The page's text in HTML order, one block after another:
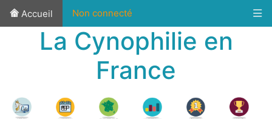
Accueil Non connecté
La Cynophilie en
France